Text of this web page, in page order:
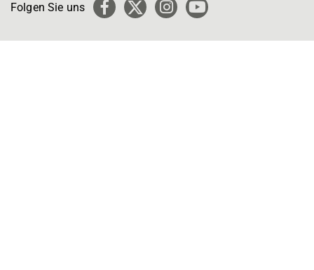
Folgen Sie uns Facebook
X
Instagram